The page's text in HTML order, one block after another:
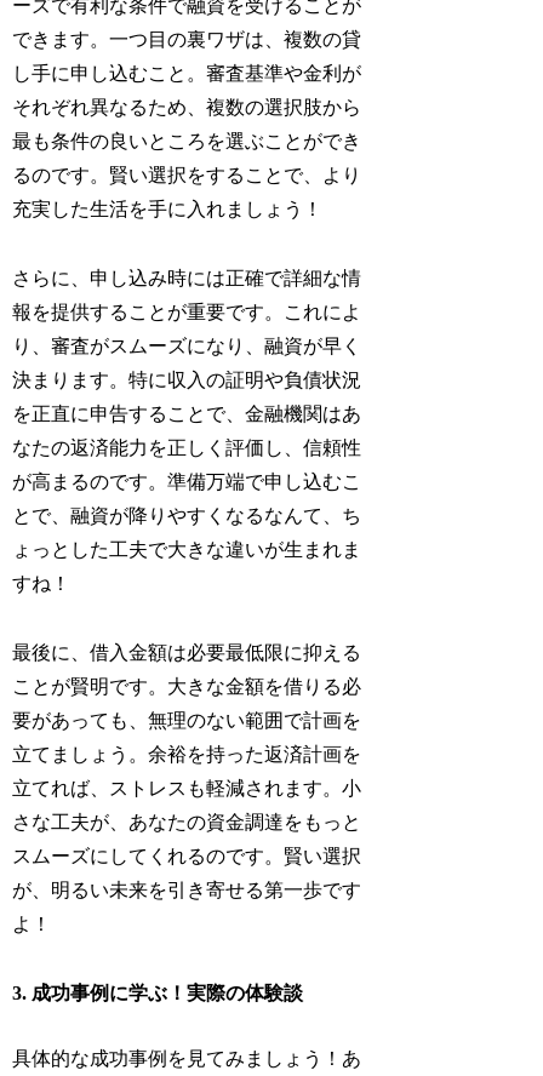
ーズで有利な条件で融資を受けることが
できます。一つ目の裏ワザは、複数の貸
し手に申し込むこと。審査基準や金利が
それぞれ異なるため、複数の選択肢から
最も条件の良いところを選ぶことができ
るのです。賢い選択をすることで、より
充実した生活を手に入れましょう！
さらに、申し込み時には正確で詳細な情
報を提供することが重要です。これによ
り、審査がスムーズになり、融資が早く
決まります。特に収入の証明や負債状況
を正直に申告することで、金融機関はあ
なたの返済能力を正しく評価し、信頼性
が高まるのです。準備万端で申し込むこ
とで、融資が降りやすくなるなんて、ち
ょっとした工夫で大きな違いが生まれま
すね！
最後に、借入金額は必要最低限に抑える
ことが賢明です。大きな金額を借りる必
要があっても、無理のない範囲で計画を
立てましょう。余裕を持った返済計画を
立てれば、ストレスも軽減されます。小
さな工夫が、あなたの資金調達をもっと
スムーズにしてくれるのです。賢い選択
が、明るい未来を引き寄せる第一歩です
よ！
3. 成功事例に学ぶ！実際の体験談
具体的な成功事例を見てみましょう！あ